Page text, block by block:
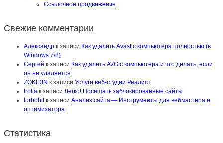
Ссылочное продвижение
Свежие комментарии
Александр к записи Как удалить Avast с компьютера полностью (в
Windows 7/8)
Сергей к записи Как удалить AVG с компьютера и что делать, если
он не удаляется
ZOKIDIN к записи Услуги веб-студии Реалист
trofla к записи Легко! Посещать заблокированные сайты
turbobitк записи Анализ сайта — Инструменты для вебмастера и
оптимизатора
Статистика